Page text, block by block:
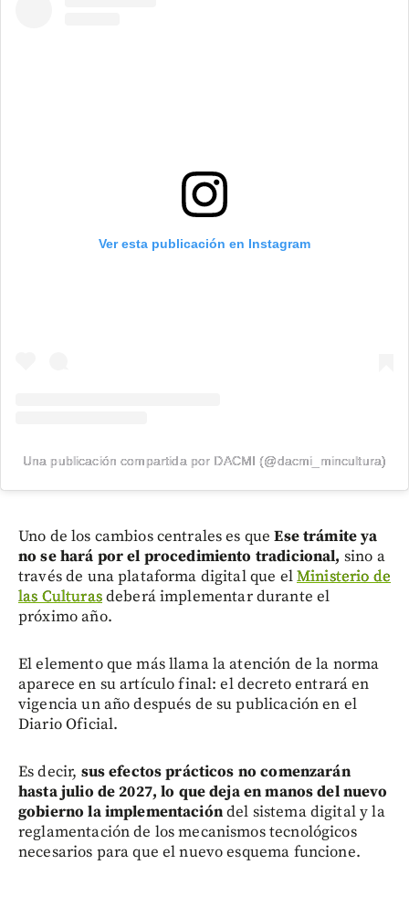
Ver esta publicación en Instagram
Una publicación compartida por DACMI (@dacmi_mincultura)
Uno de los cambios centrales es que Ese trámite ya
no se hará por el procedimiento tradicional, sino a
través de una plataforma digital que elMinisterio de
las Culturasdeberá implementar durante el
próximo año.
El elemento que más llama la atención de la norma
aparece en su artículo final: el decreto entrará en
vigencia un año después de su publicación en el
Diario Oficial.
Es decir, sus efectos prácticos no comenzarán
hasta julio de 2027, lo que deja en manos del nuevo
gobierno la implementacióndel sistema digital y la
reglamentación de los mecanismos tecnológicos
necesarios para que el nuevo esquema funcione.